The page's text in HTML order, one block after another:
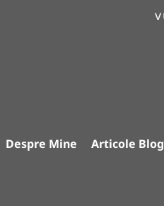
Despre Mine Articole Blog